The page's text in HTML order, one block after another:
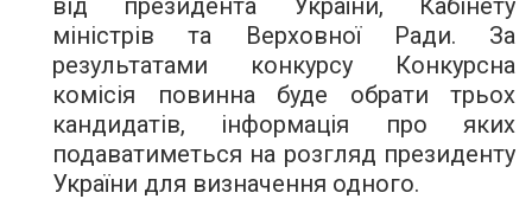
від президента України, Кабінету
міністрів та Верховної Ради. За
результатами конкурсу Конкурсна
комісія повинна буде обрати трьох
кандидатів, інформація про яких
подаватиметься на розгляд президенту
України для визначення одного.